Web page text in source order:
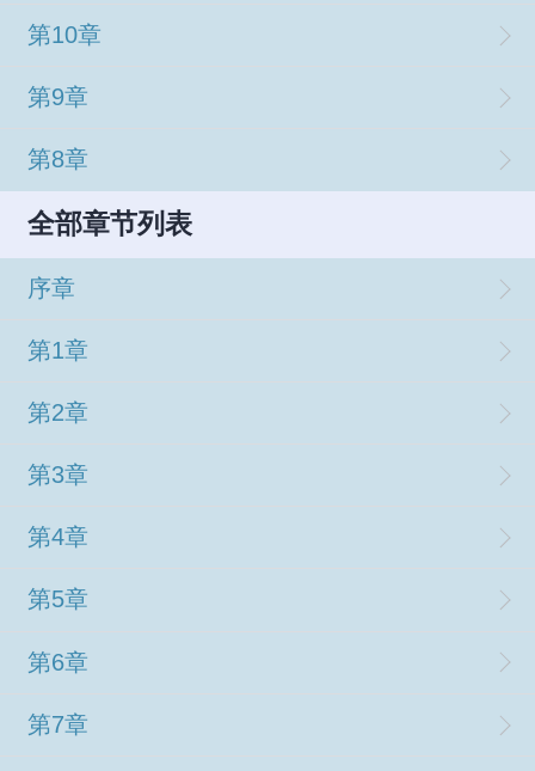
第10章
第9章
第8章
全部章节列表
序章
第1章
第2章
第3章
第4章
第5章
第6章
第7章